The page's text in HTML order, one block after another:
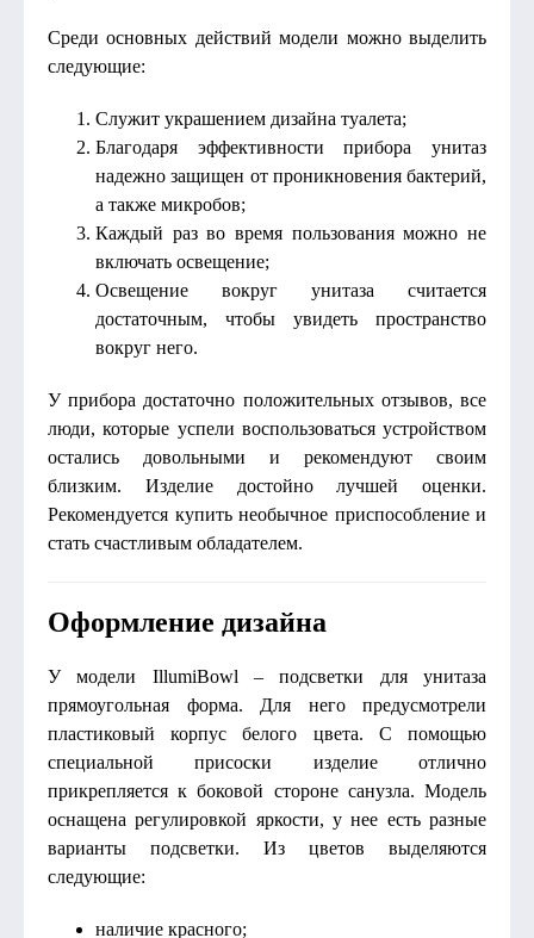
Среди основных действий модели можно выделить
следующие:
Служит украшением дизайна туалета;
Благодаря эффективности прибора унитаз
надежно защищен от проникновения бактерий,
а также микробов;
Каждый раз во время пользования можно не
включать освещение;
Освещение вокруг унитаза считается
достаточным, чтобы увидеть пространство
вокруг него.
У прибора достаточно положительных отзывов, все
люди, которые успели воспользоваться устройством
остались довольными и рекомендуют своим
близким. Изделие достойно лучшей оценки.
Рекомендуется купить необычное приспособление и
стать счастливым обладателем.
Оформление дизайна
У модели IllumiBowl – подсветки для унитаза
прямоугольная форма. Для него предусмотрели
пластиковый корпус белого цвета. С помощью
специальной присоски изделие отлично
прикрепляется к боковой стороне санузла. Модель
оснащена регулировкой яркости, у нее есть разные
варианты подсветки. Из цветов выделяются
следующие:
наличие красного;